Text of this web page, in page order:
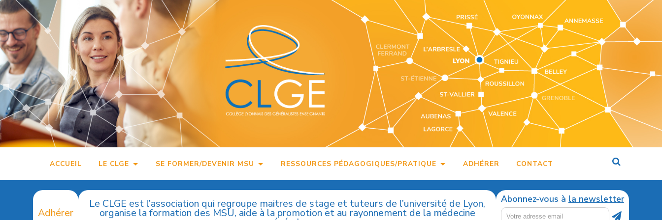
Accéder
au
contenu
principal
ACCUEIL LE CLGE SE FORMER/DEVENIR MSU RESSOURCES PÉDAGOGIQUES/PRATIQUE ADHÉRER CONTACT
Adhérer
Le CLGE est l’association qui regroupe maitres de stage et tuteurs de l’université de Lyon,
organise la formation des MSU, aide à la promotion et au rayonnement de la médecine
Abonnez-vous à la newsletter